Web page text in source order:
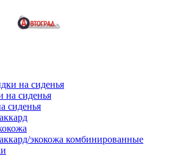
на сиденья
на сиденья
сиденья
экокожа комбинированные